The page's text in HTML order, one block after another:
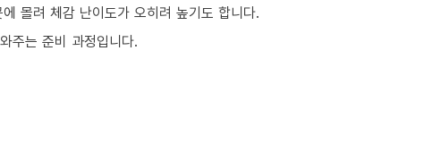
몰려 체감 난이도가 오히려 높기도 합니다.
주는 준비 과정입니다.